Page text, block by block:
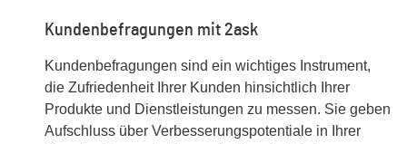
Kundenbefragungen mit 2ask
Kundenbefragungen sind ein wichtiges Instrument,
die Zufriedenheit Ihrer Kunden hinsichtlich Ihrer
Produkte und Dienstleistungen zu messen. Sie geben
Aufschluss über Verbesserungspotentiale in Ihrer